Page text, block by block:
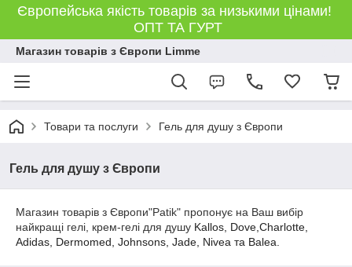
Європейська якість товарів за низькими цінами!
ОПТ ТА ГУРТ
Магазин товарів з Європи Limme
Товари та послуги Гель для душу з Європи
Гель для душу з Європи
Магазин товарів з Європи"Patik" пропонує на Ваш вибір
найкращі гелі, крем-гелі для душу Kallos, Dove,Charlotte,
Adidas, Dermomed, Johnsons, Jade, Nivea та Balea.